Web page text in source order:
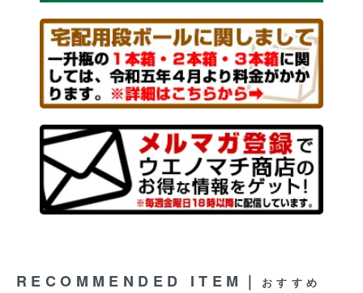
RECOMMENDED ITEM｜ おすすめ